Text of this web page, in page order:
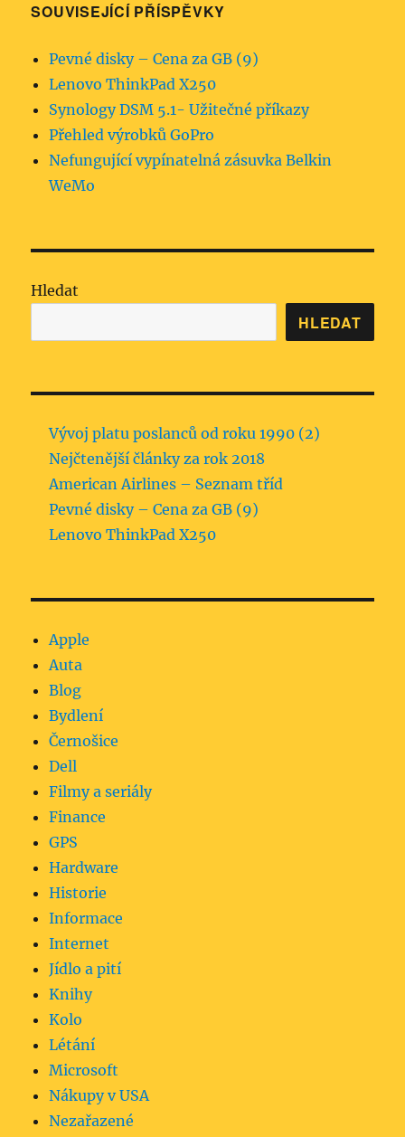
SOUVISEJÍCÍ PŘÍSPĚVKY
Pevné disky – Cena za GB (9)
Lenovo ThinkPad X250
Synology DSM 5.1- Užitečné příkazy
Přehled výrobků GoPro
Nefungující vypínatelná zásuvka Belkin
WeMo
Hledat
HLEDAT
Vývoj platu poslanců od roku 1990 (2)
Nejčtenější články za rok 2018
American Airlines – Seznam tříd
Pevné disky – Cena za GB (9)
Lenovo ThinkPad X250
Apple
Auta
Blog
Bydlení
Černošice
Dell
Filmy a seriály
Finance
GPS
Hardware
Historie
Informace
Internet
Jídlo a pití
Knihy
Kolo
Létání
Microsoft
Nákupy v USA
Nezařazené